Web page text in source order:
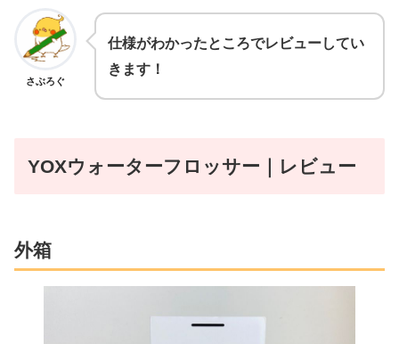
さぶろぐ
仕様がわかったところでレビューしてい
きます！
YOXウォーターフロッサー｜レビュー
外箱